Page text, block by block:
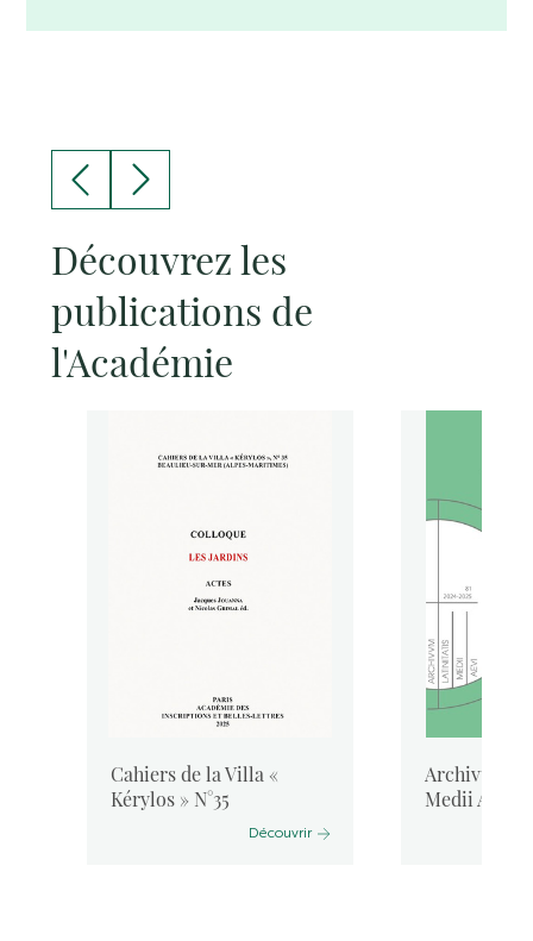
Découvrez les
publications de
l'Académie
Cahiers de la Villa «
Kérylos » N°35
Découvrir
Archivum
Medii Aevi,